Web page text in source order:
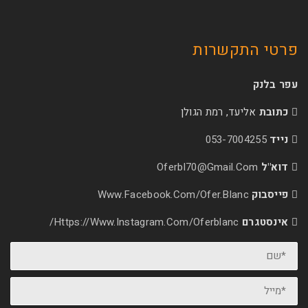
רמת הגולן
053-
Www.facebook.com/
Https://www.instagram.com/oferblanc/